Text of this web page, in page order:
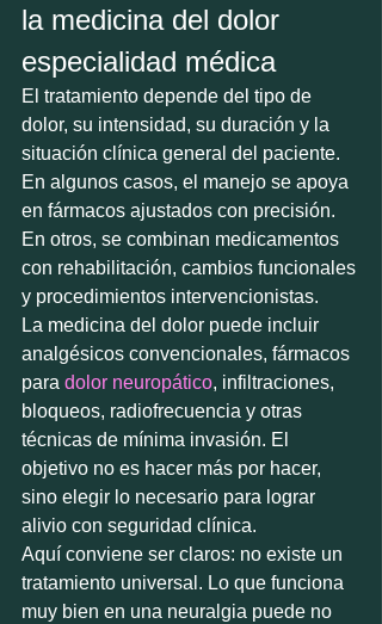
la medicina del dolor
especialidad médica
El tratamiento depende del tipo de
dolor, su intensidad, su duración y la
situación clínica general del paciente.
En algunos casos, el manejo se apoya
en fármacos ajustados con precisión.
En otros, se combinan medicamentos
con rehabilitación, cambios funcionales
y procedimientos intervencionistas.
La medicina del dolor puede incluir
analgésicos convencionales, fármacos
para dolor neuropático, infiltraciones,
bloqueos, radiofrecuencia y otras
técnicas de mínima invasión. El
objetivo no es hacer más por hacer,
sino elegir lo necesario para lograr
alivio con seguridad clínica.
Aquí conviene ser claros: no existe un
tratamiento universal. Lo que funciona
muy bien en una neuralgia puede no